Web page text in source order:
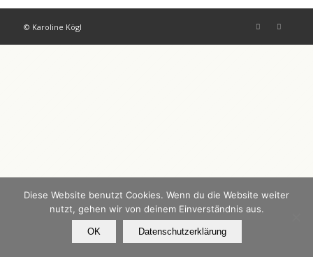
© Karoline Kögl
Diese Website benutzt Cookies. Wenn du die Website weiter
nutzt, gehen wir von deinem Einverständnis aus.
OK Datenschutzerklärung